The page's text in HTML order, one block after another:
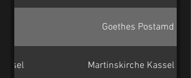
Goethes Postamd
Martinskirche Kassel